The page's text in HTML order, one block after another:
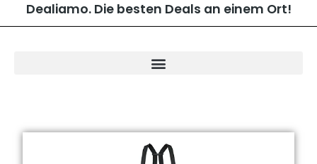
Dealiamo. Die besten Deals an einem Ort!